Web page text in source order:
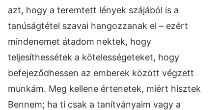
azt, hogy a teremtett lények szájából is a
tanúságtétel szavai hangozzanak el – ezért
mindenemet átadom nektek, hogy
teljesíthessétek a kötelességeteket, hogy
befejeződhessen az emberek között végzett
munkám. Meg kellene értenetek, miért hisztek
Bennem; ha ti csak a tanítványaim vagy a